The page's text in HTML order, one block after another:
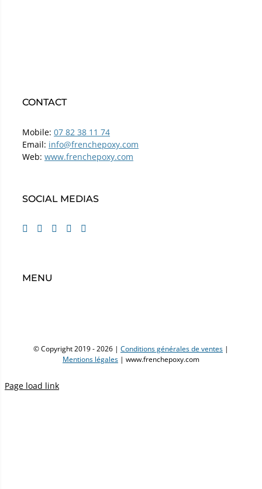
CONTACT
Mobile: 07 82 38 11 74
Email: info@frenchepoxy.com
Web: www.frenchepoxy.com
SOCIAL MEDIAS
MENU
© Copyright 2019 -2026 | Conditions générales de ventes |
Mentions légales | www.frenchepoxy.com
Page load link